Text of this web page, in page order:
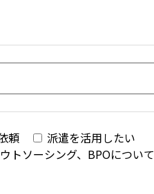
頼
派遣を活用したい
トソーシング、BPOについて